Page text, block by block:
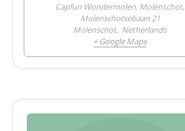
Capfun Wondermolen, Molenschot,
Molenschotsebaan 21
Molenschot, Netherlands
+ Google Maps